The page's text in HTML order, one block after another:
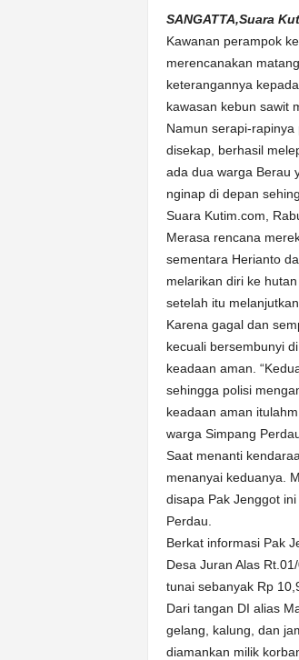
SANGATTA,Suara
Kawanan perampok
merencanakan
keterangannya
kawasan kebun sawit
Namun serapi-
disekap, berhasil
ada dua warga Berau
nginap di depan
Suara Kutim.com,
Merasa rencana
sementara Herianto
melarikan diri ke
setelah itu
Karena gagal dan
kecuali bersembunyi
keadaan aman.
sehingga polisi
keadaan aman
warga Simpang
Saat menanti
menanyai keduanya.
disapa Pak Jenggot
Perdau.
Berkat informasi Pak
Desa Juran Alas
tunai sebanyak Rp
Dari tangan DI alias
gelang, kalung, dan
diamankan milik